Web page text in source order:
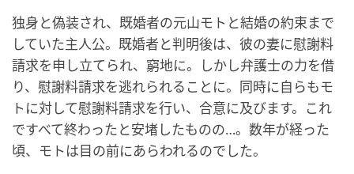
独身と偽装され、既婚者の元山モトと結婚の約束まで
していた主人公。既婚者と判明後は、彼の妻に慰謝料
請求を申し立てられ、窮地に。しかし弁護士の力を借
り、慰謝料請求を逃れられることに。同時に自らもモ
トに対して慰謝料請求を行い、合意に及びます。これ
ですべて終わったと安堵したものの…。数年が経った
頃、モトは目の前にあらわれるのでした。